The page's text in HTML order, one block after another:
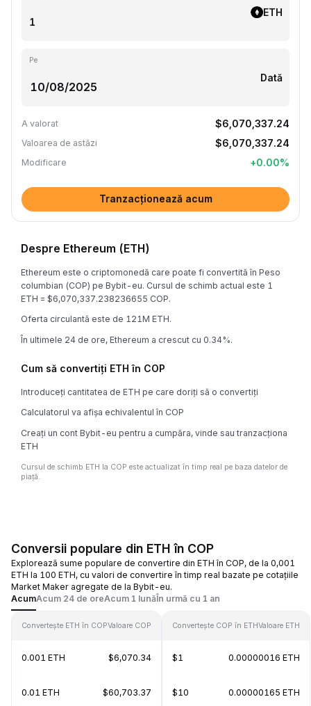
ETH
Pe
Dată
A valorat $6,070,337.24
Valoarea de astăzi $6,070,337.24
Modificare +0.00%
Tranzacționează acum
Despre Ethereum (ETH)
Ethereum este o criptomonedă care poate fi convertită în Peso
columbian (COP) pe Bybit-eu. Cursul de schimb actual este 1
ETH = $6,070,337.238236655 COP.
Oferta circulantă este de 121M ETH.
În ultimele 24 de ore, Ethereum a crescut cu 0.34%.
Cum să convertiți ETH în COP
Introduceți cantitatea de ETH pe care doriți să o convertiți
Calculatorul va afișa echivalentul în COP
Creați un cont Bybit-eu pentru a cumpăra, vinde sau tranzacționa
ETH
Cursul de schimb ETH la COP este actualizat în timp real pe baza datelor de
piață.
Conversii populare din ETH în COP
Explorează sume populare de convertire din ETH în COP, de la 0,001
ETH la 100 ETH, cu valori de convertire în timp real bazate pe cotațiile
Market Maker agregate de la Bybit-eu.
AcumAcum 24 de oreAcum 1 lunăÎn urmă cu 1 an
Convertește ETH în COPValoare COP
0.001 ETH $6,070.34
0.01 ETH $60,703.37
Convertește COP în ETHValoare ETH
$1 0.00000016 ETH
$10 0.00000165 ETH